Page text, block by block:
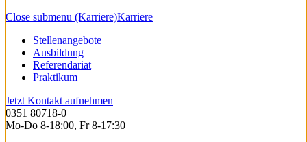
Close submenu (Karriere)Karriere
Stellenangebote
Ausbildung
Referendariat
Praktikum
Jetzt Kontakt aufnehmen
0351 80718-0
Mo-Do 8-18:00, Fr 8-17:30